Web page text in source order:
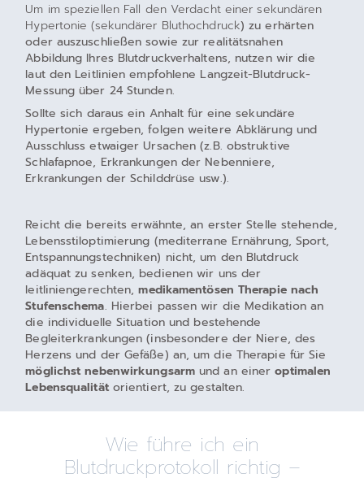
Um im speziellen Fall den Verdacht einer sekundären
Hypertonie (sekundärer Bluthochdruck) zu erhärten
oder auszuschließen sowie zur realitätsnahen
Abbildung Ihres Blutdruckverhaltens, nutzen wir die
laut den Leitlinien empfohlene Langzeit-Blutdruck-
Messung über 24 Stunden.
Sollte sich daraus ein Anhalt für eine sekundäre
Hypertonie ergeben, folgen weitere Abklärung und
Ausschluss etwaiger Ursachen (z.B. obstruktive
Schlafapnoe, Erkrankungen der Nebenniere,
Erkrankungen der Schilddrüse usw.).
Reicht die bereits erwähnte, an erster Stelle stehende,
Lebensstiloptimierung (mediterrane Ernährung, Sport,
Entspannungstechniken) nicht, um den Blutdruck
adäquat zu senken, bedienen wir uns der
leitliniengerechten,medikamentösen Therapie nach
Stufenschema. Hierbei passen wir die Medikation an
die individuelle Situation und bestehende
Begleiterkrankungen (insbesondere der Niere, des
Herzens und der Gefäße) an, um die Therapie für Sie
möglichst nebenwirkungsarmund an eineroptimalen
Lebensqualitätorientiert, zu gestalten.
Wie führe ich ein
Blutdruckprotokoll richtig –